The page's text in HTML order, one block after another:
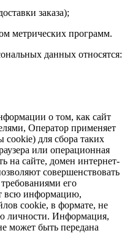
заказа);
метрических программ.
данных относятся:
о том, как сайт
Оператор применяет
для сбора таких
или операционная
на сайте, домен интернет-
совершенствовать
его
всю информацию,
cookie, в формате, не
личности. Информация,
может быть передана